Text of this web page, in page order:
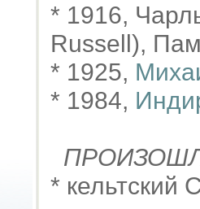
* 1916,
Russell),
* 1925,
* 1984,
* кельтский